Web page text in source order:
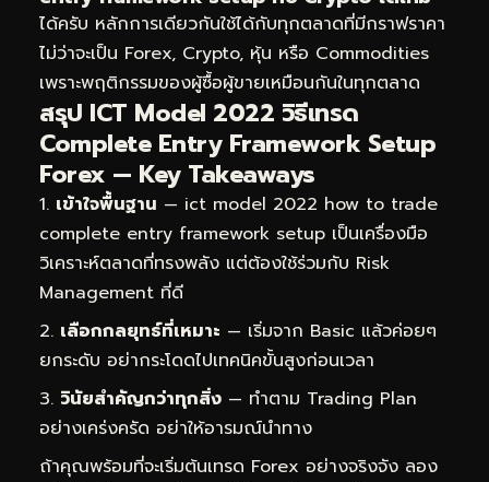
ได้ครับ หลักการเดียวกันใช้ได้กับทุกตลาดที่มีกราฟราคา
ไม่ว่าจะเป็น Forex, Crypto, หุ้น หรือ Commodities
เพราะพฤติกรรมของผู้ซื้อผู้ขายเหมือนกันในทุกตลาด
สรุป ICT Model 2022 วิธีเทรด
Complete Entry Framework Setup
Forex — Key Takeaways
เข้าใจพื้นฐาน — ict model 2022 how to trade
complete entry framework setup เป็นเครื่องมือ
วิเคราะห์ตลาดที่ทรงพลัง แต่ต้องใช้ร่วมกับ Risk
Management ที่ดี
เลือกกลยุทธ์ที่เหมาะ — เริ่มจาก Basic แล้วค่อยๆ
ยกระดับ อย่ากระโดดไปเทคนิคขั้นสูงก่อนเวลา
วินัยสำคัญกว่าทุกสิ่ง — ทำตาม Trading Plan
อย่างเคร่งครัด อย่าให้อารมณ์นำทาง
ถ้าคุณพร้อมที่จะเริ่มต้นเทรด Forex อย่างจริงจัง ลอง